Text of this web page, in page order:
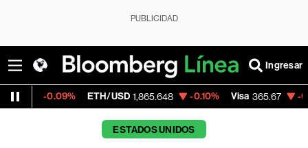
PUBLICIDAD
Ingresar
ETH/USD 1,865.648 -0.10% Visa 365.67 -0.13%
ESTADOS UNIDOS